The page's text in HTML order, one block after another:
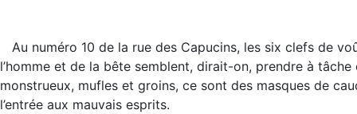
Au numéro 10 de la rue des Capucins, les six clefs de
l’homme et de la bête semblent, dirait-on, prendre à
monstrueux, mufles et groins, ce sont des masques de
l’entrée aux mauvais esprits.